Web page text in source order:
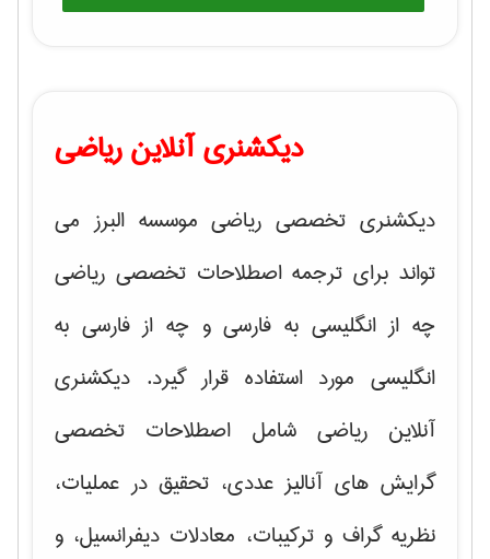
دیکشنری آنلاین ریاضی
دیکشنری تخصصی ریاضی موسسه البرز می
تواند برای ترجمه اصطلاحات تخصصی ریاضی
چه از انگلیسی به فارسی و چه از فارسی به
انگلیسی مورد استفاده قرار گیرد. دیکشنری
آنلاین ریاضی شامل اصطلاحات تخصصی
گرایش های آنالیز عددی، تحقیق در عملیات،
نظریه گراف و تركیبات، معادلات دیفرانسیل، و